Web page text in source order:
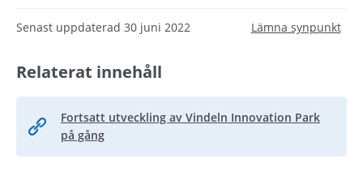
Senast uppdaterad 30 juni 2022 Lämna synpunkt
Relaterat innehåll
Fortsatt utveckling av Vindeln Innovation Park
på gång